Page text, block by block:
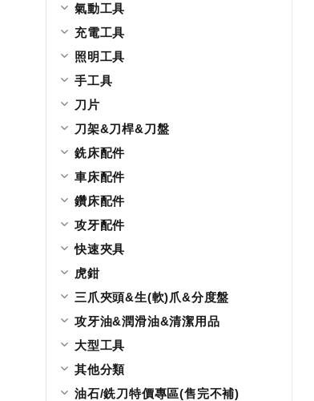
氣動工具
充電工具
照明工具
手工具
刀片
刀架&刀桿&刀盤
銑床配件
車床配件
鑽床配件
攻牙配件
快速夾具
虎鉗
三爪夾頭&生(軟)爪&分度盤
攻牙油&潤滑油&清潔用品
大型工具
其他分類
油石/銑刀特價專區(售完不補)